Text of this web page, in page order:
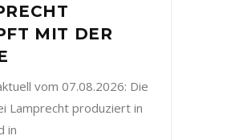
MIT DER
vom 07.08.2026: Die
Lamprecht produziert in
in